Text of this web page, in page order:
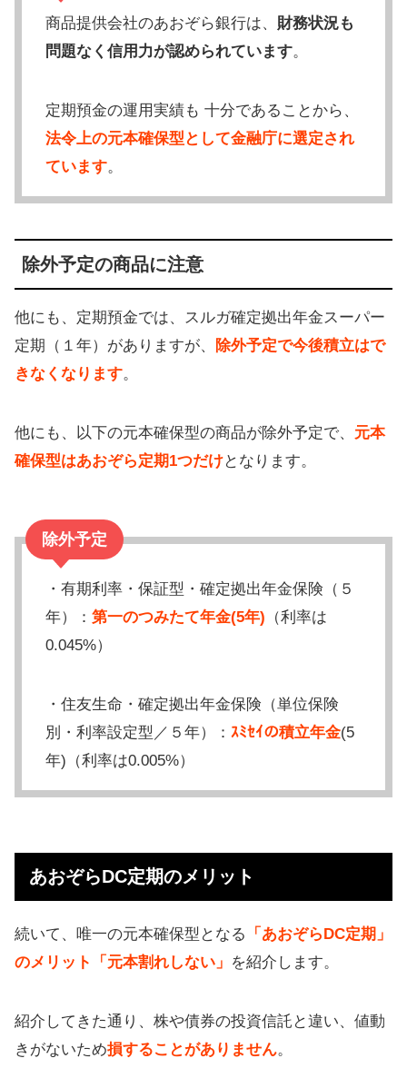
商品提供会社のあおぞら銀行は、 財務状況も
問題なく信用力が認められています。
定期預金の運用実績も 十分であることから、
法令上の元本確保型として金融庁に選定され
ています。
除外予定の商品に注意
他にも、定期預金では、スルガ確定拠出年金スーパー
定期（１年）がありますが、
除外予定で今後積立はで
きなくなります。
他にも、以下の元本確保型の商品が除外予定で、 元本
確保型はあおぞら定期1つだけとなります。
除外予定
・有期利率・保証型・確定拠出年金保険（５
年）： 第一のつみたて年金(5年) （利率は
0.045%）
・住友生命・確定拠出年金保険（単位保険
別・利率設定型／５年）： ｽﾐｾｲの積立年金(5
年)（利率は0.005%）
あおぞらDC定期のメリット
続いて、唯一の元本確保型となる
「あおぞらDC定期」
のメリット「元本割れしない」 を紹介します。
紹介してきた通り、株や債券の投資信託と違い、値動
きがないため損することがありません。